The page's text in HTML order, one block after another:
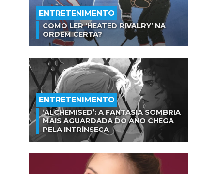
ENTRETENIMENTO
COMO LER ‘HEATED RIVALRY’ NA
ORDEM CERTA?
ENTRETENIMENTO
‘ALCHEMISED’: A FANTASIA SOMBRIA
MAIS AGUARDADA DO ANO CHEGA
PELA INTRÍNSECA